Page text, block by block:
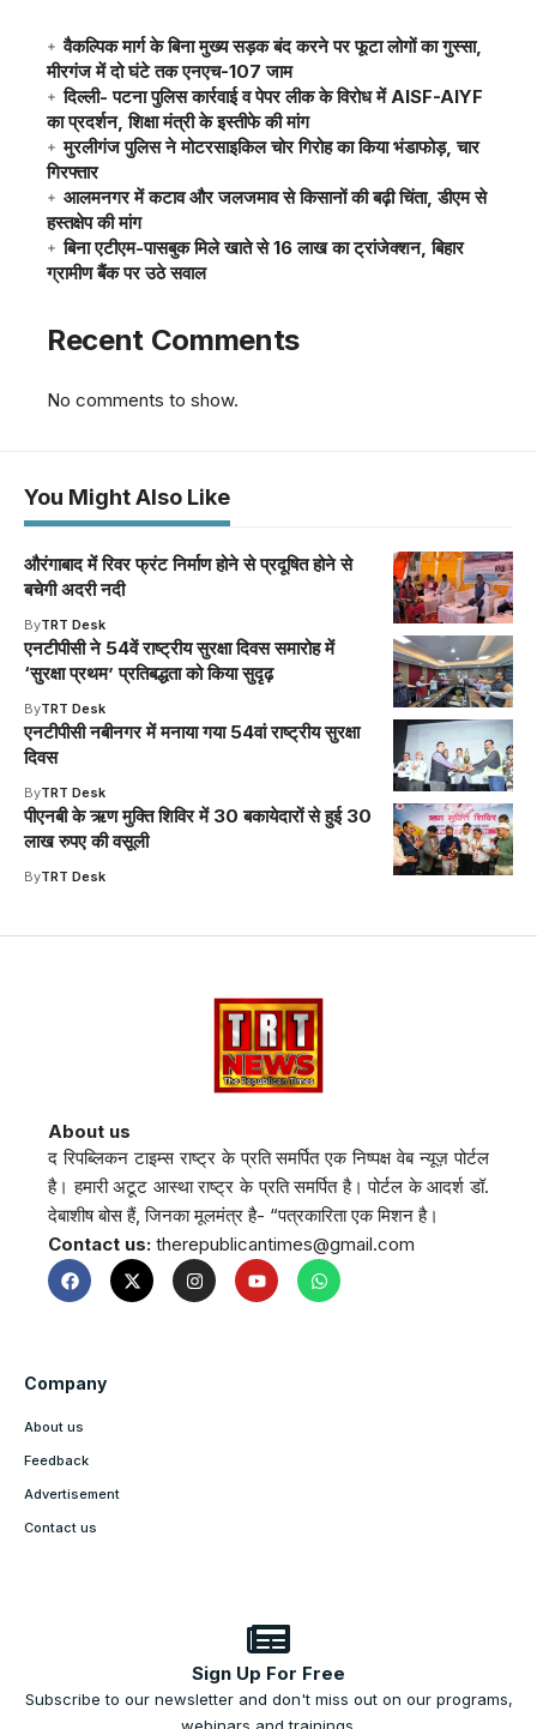
वैकल्पिक मार्ग के बिना मुख्य सड़क बंद करने पर फूटा लोगों का गुस्सा,
मीरगंज में दो घंटे तक एनएच-107 जाम
दिल्ली- पटना पुलिस कार्रवाई व पेपर लीक के विरोध में AISF-AIYF
का प्रदर्शन, शिक्षा मंत्री के इस्तीफे की मांग
मुरलीगंज पुलिस ने मोटरसाइकिल चोर गिरोह का किया भंडाफोड़, चार
गिरफ्तार
आलमनगर में कटाव और जलजमाव से किसानों की बढ़ी चिंता, डीएम से
हस्तक्षेप की मांग
बिना एटीएम-पासबुक मिले खाते से 16 लाख का ट्रांजेक्शन, बिहार
ग्रामीण बैंक पर उठे सवाल
Recent Comments
No comments to show.
You Might Also Like
औरंगाबाद में रिवर फ्रंट निर्माण होने से प्रदूषित होने से
बचेगी अदरी नदी
ByTRT Desk
एनटीपीसी ने 54वें राष्ट्रीय सुरक्षा दिवस समारोह में
‘सुरक्षा प्रथम’ प्रतिबद्धता को किया सुदृढ़
ByTRT Desk
एनटीपीसी नबीनगर में मनाया गया 54वां राष्ट्रीय सुरक्षा
दिवस
ByTRT Desk
पीएनबी के ऋण मुक्ति शिविर में 30 बकायेदारों से हुई 30
लाख रुपए की वसूली
ByTRT Desk
About us
द रिपब्लिकन टाइम्स राष्ट्र के प्रति समर्पित एक निष्पक्ष वेब न्यूज़ पोर्टल
है। हमारी अटूट आस्था राष्ट्र के प्रति समर्पित है। पोर्टल के आदर्श डॉ.
देबाशीष बोस हैं, जिनका मूलमंत्र है- “पत्रकारिता एक मिशन है।
Contact us: therepublicantimes@gmail.com
Company
About us
Feedback
Advertisement
Contact us
Sign Up For Free
Subscribe to our newsletter and don't miss out on our programs,